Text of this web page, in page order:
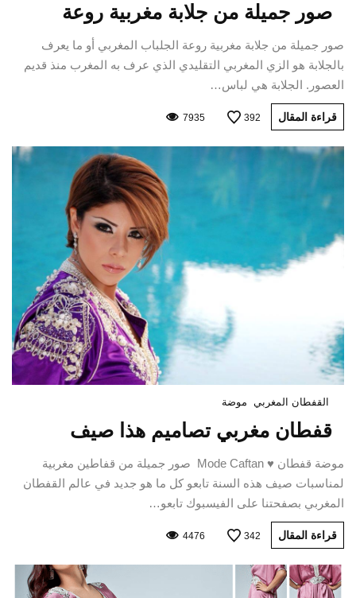
صور جميلة من جلابة مغربية روعة
صور جميلة من جلابة مغربية روعة الجلباب المغربي أو ما يعرف
بالجلابة هو الزي المغربي التقليدي الذي عرف به المغرب منذ قديم
العصور. الجلابة هي لباس…
قراءة المقال 392
7935
القفطان المغربي موضة
قفطان مغربي تصاميم هذا صيف
موضة قفطان ♥ Mode Caftan صور جميلة من قفاطين مغربية
لمناسبات صيف هذه السنة تابعو كل ما هو جديد في عالم القفطان
المغربي بصفحتنا على الفيسبوك تابعو…
قراءة المقال 342
4476